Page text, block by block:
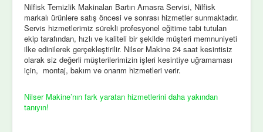
Nilfisk Temizlik Makinaları Bartın Amasra Servisi, Nilfisk
markalı ürünlere satış öncesi ve sonrası hizmetler sunmaktadır.
Servis hizmetlerimiz sürekli profesyonel eğitime tabi tutulan
ekip tarafından, hızlı ve kaliteli bir şekilde müşteri memnuniyeti
ilke edinilerek gerçekleştirilir. Nilser Makine 24 saat kesintisiz
olarak siz değerli müşterilerimizin işleri kesintiye uğramaması
için, montaj, bakım ve onarım hizmetleri verir.
Nilser Makine’nın fark yaratan hizmetlerini daha yakından
tanıyın!